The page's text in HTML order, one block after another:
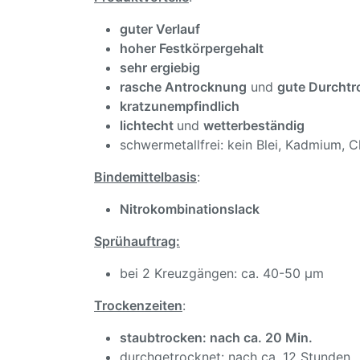
guter Verlauf
hoher Festkörpergehalt
sehr ergiebig
rasche Antrocknung und gute
kratzunempfindlich
lichtecht und wetterbeständig
schwermetallfrei: kein Blei, Kadmium,
Bindemittelbasis:
Nitrokombinationslack
Sprühauftrag:
bei 2 Kreuzgängen: ca. 40-50 µm
Trockenzeiten:
staubtrocken: nach ca. 20 Min.